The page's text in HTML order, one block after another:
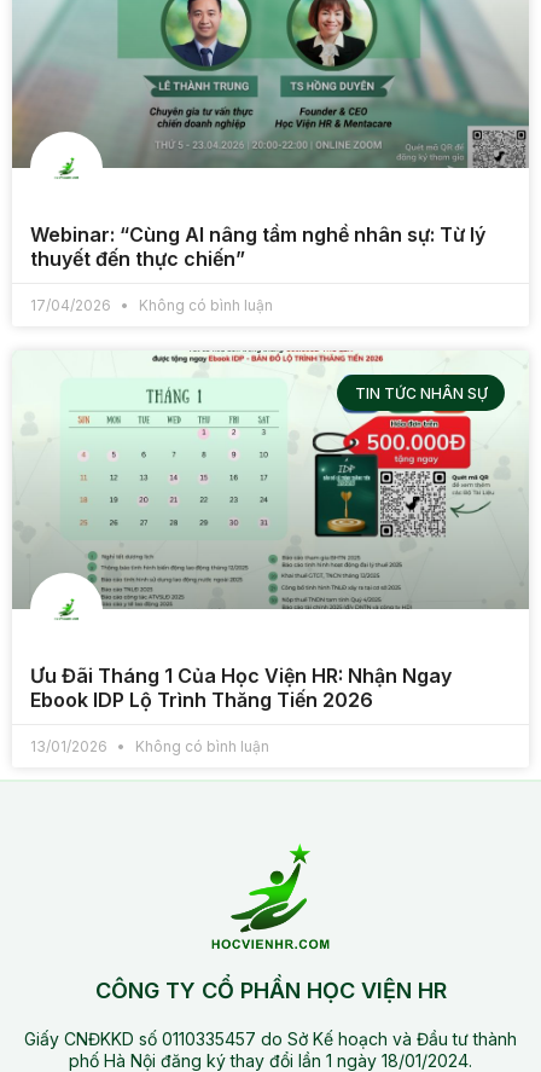
Webinar: “Cùng AI nâng tầm nghề nhân sự: Từ lý
thuyết đến thực chiến”
17/04/2026 Không có bình luận
TIN TỨC NHÂN SỰ
Ưu Đãi Tháng 1 Của Học Viện HR: Nhận Ngay
Ebook IDP Lộ Trình Thăng Tiến 2026
13/01/2026 Không có bình luận
CÔNG TY CỔ PHẦN HỌC VIỆN HR
Giấy CNĐKKD số 0110335457 do Sở Kế hoạch và Đầu tư thành
phố Hà Nội đăng ký thay đổi lần 1 ngày 18/01/2024.